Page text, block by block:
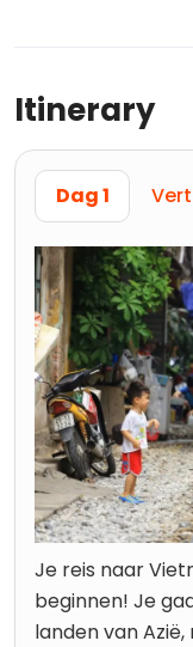
Itinerary
Dag 1
Je reis naar
beginnen! Je
landen van